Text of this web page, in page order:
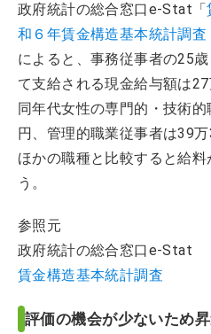
政府統計の総合窓口e-Stat「
和６年賃金構造基本統計調
によると、事務従事者の25
て支給される現金給与額は
同年代女性の専門的・技術
円、管理的職業従事者は39
ほかの職種と比較すると給
う。
参照元
政府統計の総合窓口e-Stat
賃金構造基本統計調査
評価の機会が少ないため